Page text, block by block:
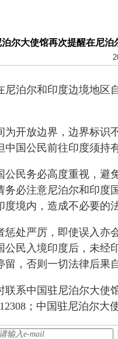
尔大使馆再次提醒在尼
尼泊尔和印度边境地区
为开放边界，边界标识
国公民前往印度须持
公民务必高度重视，避
务必注意尼泊尔和印度
境内，造成不必要的
惩处严厉，即使误入
公民入境印度后，未经
，否则一切法律后果
系中国驻尼泊尔大使
；中国驻尼泊尔大